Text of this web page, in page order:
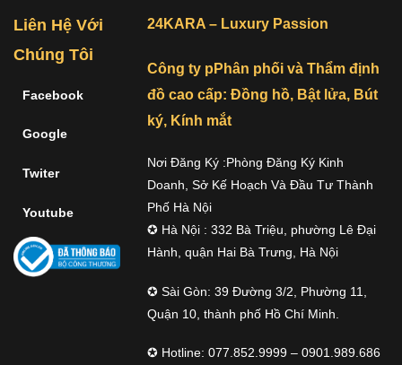
Liên Hệ Với
Chúng Tôi
Facebook
Google
Twiter
Youtube
24KARA – Luxury Passion
Công ty pPhân phối và Thẩm định
đồ cao cấp: Đồng hồ, Bật lửa, Bút
ký, Kính mắt
Nơi Đăng Ký :Phòng Đăng Ký Kinh
Doanh, Sở Kế Hoạch Và Đầu Tư Thành
Phố Hà Nội
✪ Hà Nội : 332 Bà Triệu, phường Lê Đại
Hành, quận Hai Bà Trưng, Hà Nội
✪ Sài Gòn: 39 Đường 3/2, Phường 11,
Quận 10, thành phố Hồ Chí Minh.
✪ Hotline: 077.852.9999 – 0901.989.686